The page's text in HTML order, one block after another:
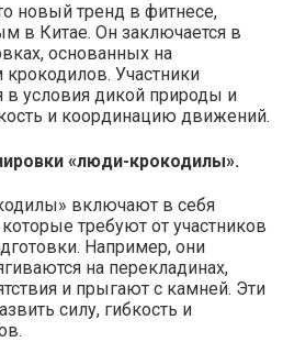
новый тренд в фитнесе,
в Китае. Он заключается в
основанных на
Участники
в условия дикой природы и
и координацию движений.
«люди-крокодилы».
включают в себя
требуют от участников
Например, они
на перекладинах,
и прыгают с камней. Эти
силу, гибкость и